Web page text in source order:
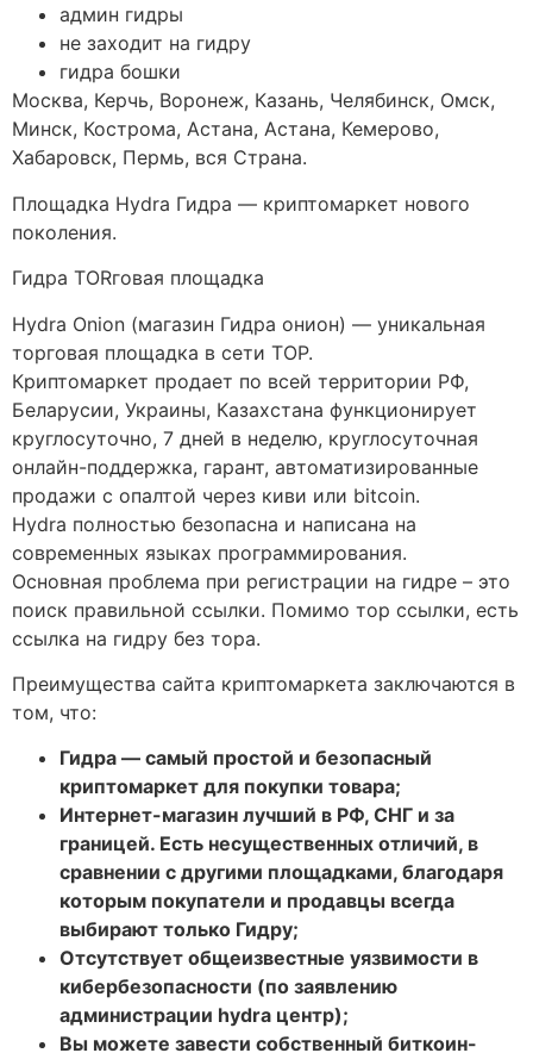
админ гидры
не заходит на гидру
гидра бошки
Москва, Керчь, Воронеж, Казань, Челябинск, Омск,
Минск, Кострома, Астана, Астана, Кемерово,
Хабаровск, Пермь, вся Страна.
Площадка Hydra Гидра — криптомаркет нового
поколения.
Гидра ТORговая площадка
Hydra Onion (магазин Гидра онион) — уникальная
торговая площадка в сети ТОР.
Криптомаркет продает по всей территории РФ,
Беларусии, Украины, Казахстана функционирует
круглосуточно, 7 дней в неделю, круглосуточная
онлайн-поддержка, гарант, автоматизированные
продажи с опалтой через киви или bitcoin.
Hydra полностью безопасна и написана на
современных языках программирования.
Основная проблема при регистрации на гидре – это
поиск правильной ссылки. Помимо тор ссылки, есть
ссылка на гидру без тора.
Преимущества сайта криптомаркета заключаются в
том, что:
Гидра — самый простой и безопасный
криптомаркет для покупки товара;
Интернет-магазин лучший в РФ, СНГ и за
границей. Есть несущественных отличий, в
сравнении с другими площадками, благодаря
которым покупатели и продавцы всегда
выбирают только Гидру;
Отсутствует общеизвестные уязвимости в
кибербезопасности (по заявлению
администрации hydra центр);
Вы можете завести собственный биткоин-